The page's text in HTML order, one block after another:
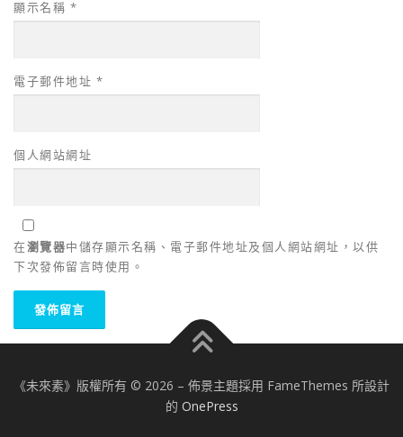
顯示名稱 *
電子郵件地址 *
個人網站網址
在瀏覽器中儲存顯示名稱、電子郵件地址及個人網站網址，以供
下次發佈留言時使用。
《未來素》版權所有 © 2026 – 佈景主題採用 FameThemes 所設計
的 OnePress